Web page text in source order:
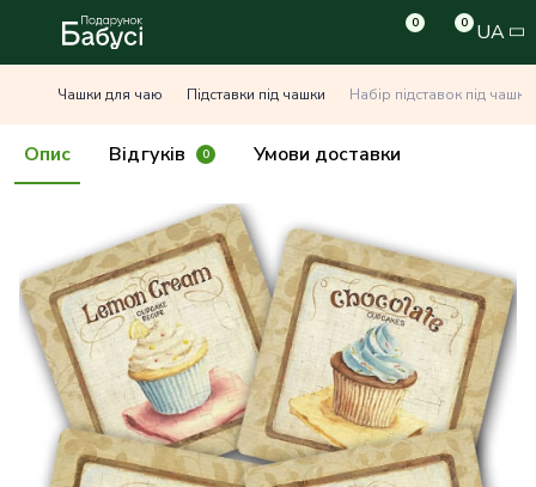
0 0 UA
Чашки для чаю Підставки під чашки Набір підставок під
Опис Відгуків 0 Умови доставки